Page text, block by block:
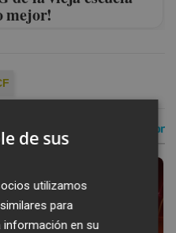
mejor!
de sus
utilizamos
para
información en su